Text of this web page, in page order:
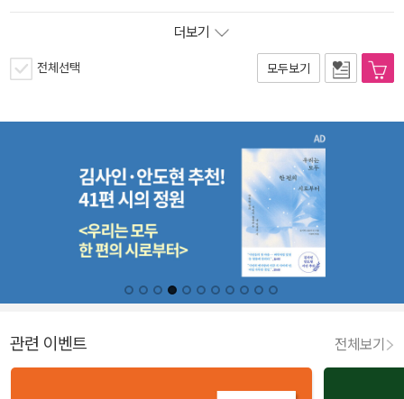
더보기
전체선택 모두보기
관련 이벤트 전체보기